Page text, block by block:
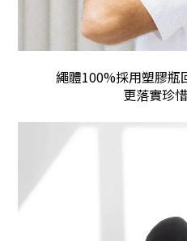
繩體100%採用塑膠瓶
更落實珍